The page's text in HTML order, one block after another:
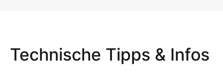
Technische Tipps & Infos